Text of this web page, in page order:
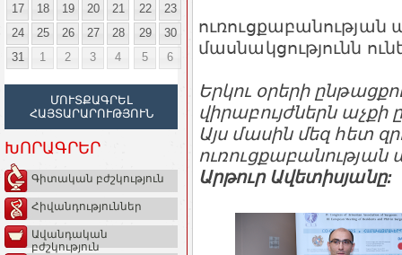
17
18 19 20 21 22
23
24
25 26 27 28 29
30
31
1 2 3 4 5 6
ՄՈՒՏՔԱԳՐԵԼ
ՀԱՅՏԱՐԱՐՈՒԹՅՈՒՆ
ԽՈՐԱԳՐԵՐ
Գիտական բժշկություն
Հիվանդություններ
Ավանդական
բժշկություն
մասնակցությունն
Երկու օրերի
վիրաբույժներն աչքի
Այս մասին մեզ հետ
ուռուցքաբանության
Արթուր Ավետիսյանը: